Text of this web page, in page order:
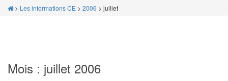
> Les informations CE > 2006 > juillet
Mois : juillet 2006